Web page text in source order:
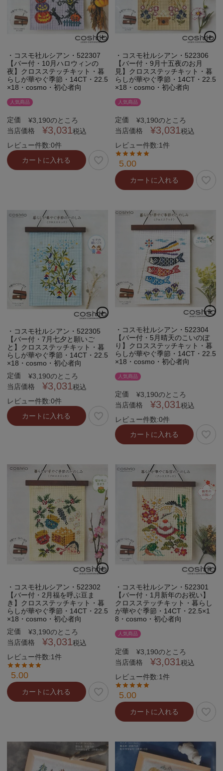
・コスモ社ルシアン・522307
【バー付・10月ハロウィンの
夜】クロスステッチキット・暮
らしが華やぐ季節・14CT・22.5
×18・cosmo・初心者向
人気商品
定価 ¥3,190のところ
当店価格
¥3,031税込
レビュー件数:0件
カートに入れる
・コスモ社ルシアン・522306
【バー付・9月十五夜のお月
見】クロスステッチキット・暮
らしが華やぐ季節・14CT・22.5
×18・cosmo・初心者向
人気商品
定価 ¥3,190のところ
当店価格
¥3,031税込
レビュー件数:1件
5.00
カートに入れる
・コスモ社ルシアン・522305
【バー付・7月七夕と願いご
と】クロスステッチキット・暮
らしが華やぐ季節・14CT・22.5
×18・cosmo・初心者向
定価
¥3,190のところ
当店価格
¥3,031税込
レビュー件数:0件
カートに入れる
・コスモ社ルシアン・522304
【バー付・5月晴天のこいのぼ
り】クロスステッチキット・暮
らしが華やぐ季節・14CT・22.5
×18・cosmo・初心者向
人気商品
定価 ¥3,190のところ
当店価格
¥3,031税込
レビュー件数:0件
カートに入れる
・コスモ社ルシアン・522302
【バー付・2月福を呼ぶ豆ま
き】クロスステッチキット・暮
らしが華やぐ季節・14CT・22.5
×18・cosmo・初心者向
定価
¥3,190のところ
当店価格
¥3,031税込
レビュー件数:1件
5.00
カートに入れる
・コスモ社ルシアン・522301
【バー付・1月新年のお祝い】
クロスステッチキット・暮らし
が華やぐ季節・14CT・22.5×1
8・cosmo・初心者向
人気商品
定価 ¥3,190のところ
当店価格
¥3,031税込
レビュー件数:1件
5.00
カートに入れる